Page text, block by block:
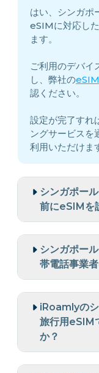
はい、シンガポ
eSIMに対応し
ます。
ご利用のデバイ
し、弊社の
認ください。
設定が完了すれ
ングサービス
利用いただけま
シンガポー
前にeSIMを
シンガポー
帯電話事業
iRoamlyの
旅行用eSIM
か？